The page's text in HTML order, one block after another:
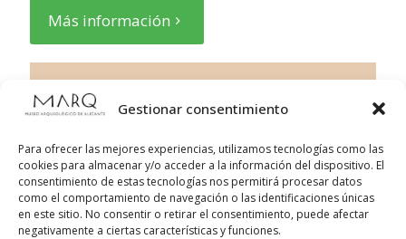
Gestionar consentimiento
Para ofrecer las mejores experiencias, utilizamos tecnologías como las
cookies para almacenar y/o acceder a la información del dispositivo. El
consentimiento de estas tecnologías nos permitirá procesar datos
como el comportamiento de navegación o las identificaciones únicas
en este sitio. No consentir o retirar el consentimiento, puede afectar
negativamente a ciertas características y funciones.
Más información